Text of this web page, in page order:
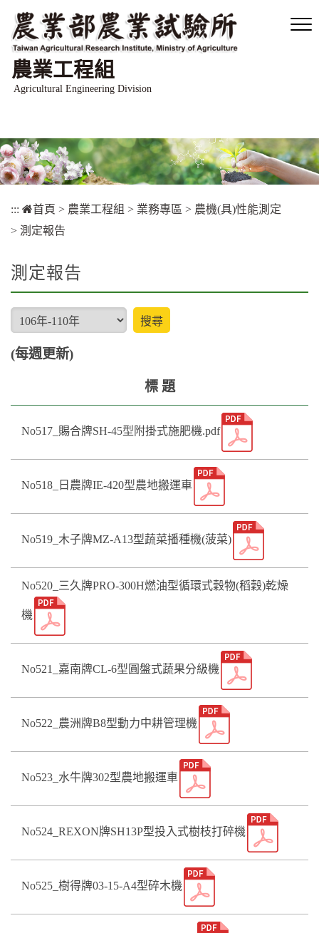
農業工程組
Agricultural Engineering Division
::: 首頁 > 農業工程組 > 業務專區 > 農機(具)性能測定
> 測定報告
測定報告
type 搜尋
(每週更新)
標 題
No517_賜合牌SH-45型附掛式施肥機.pdf
No518_日農牌IE-420型農地搬運車
No519_木子牌MZ-A13型蔬菜播種機(菠菜)
No520_三久牌PRO-300H燃油型循環式穀物(稻穀)乾燥
機
No521_嘉南牌CL-6型圓盤式蔬果分級機
No522_農洲牌B8型動力中耕管理機
No523_水牛牌302型農地搬運車
No524_REXON牌SH13P型投入式樹枝打碎機
No525_樹得牌03-15-A4型碎木機